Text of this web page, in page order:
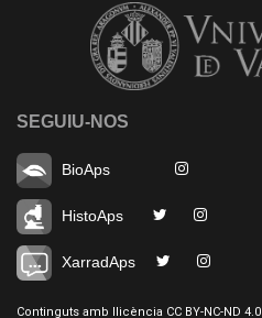
SEGUIU-NOS
BioAps
HistoAps
XarradAps
Continguts amb llicència CC BY-NC-ND 4.0